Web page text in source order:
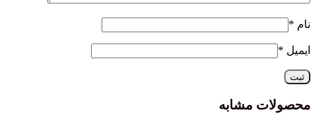
نام*
ایمیل *
محصولات مشابه